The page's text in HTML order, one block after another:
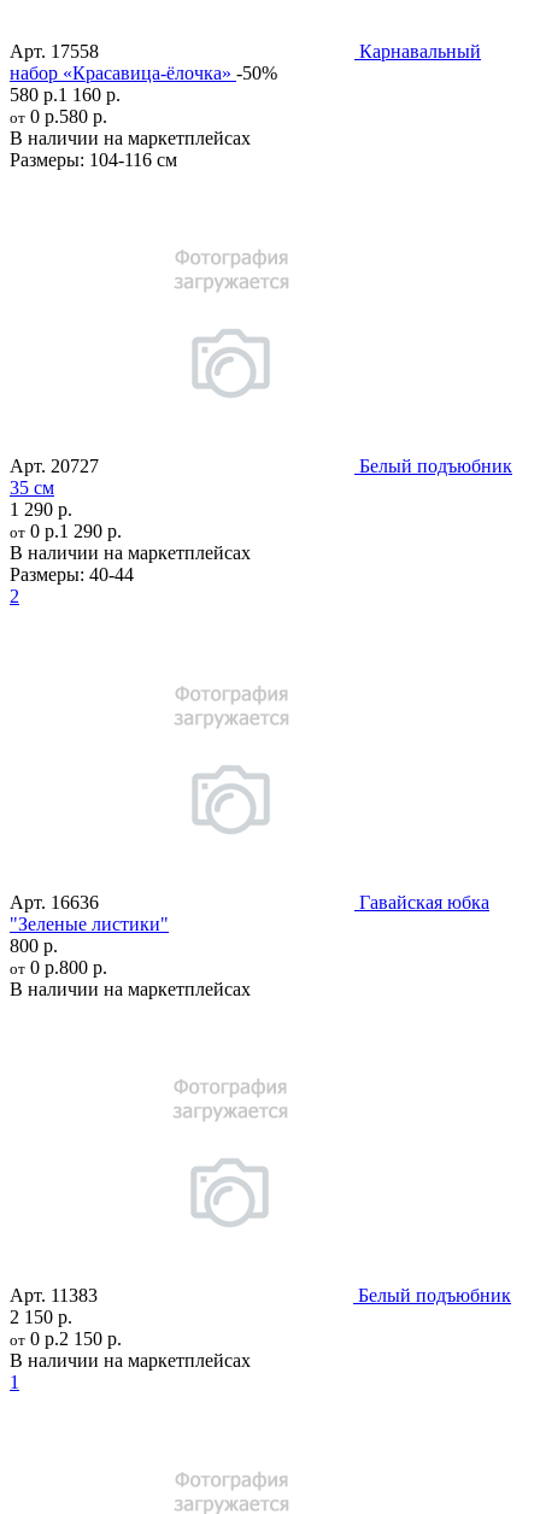
Арт. 17558
Карнавальный
набор «Красавица-ёлочка» -50%
580 р.1 160 р.
от 0 р.580 р.
В наличии на маркетплейсах
Размеры: 104-116 см
Арт. 20727
Белый подъюбник
35 см
1 290 р.
от 0 р.1 290 р.
В наличии на маркетплейсах
Размеры: 40-44
2
Арт. 16636
Гавайская юбка
"Зеленые листики"
800 р.
от 0 р.800 р.
В наличии на маркетплейсах
Арт. 11383
Белый подъюбник
2 150 р.
от 0 р.2 150 р.
В наличии на маркетплейсах
1